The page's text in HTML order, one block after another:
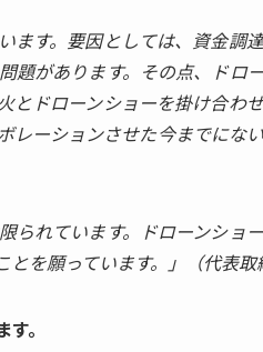
ます。要因としては、資金調
題があります。その点、ドロ
とドローンショーを掛け合わ
レーションさせた今までにな
られています。ドローンショ
を願っています。」（代表取
。